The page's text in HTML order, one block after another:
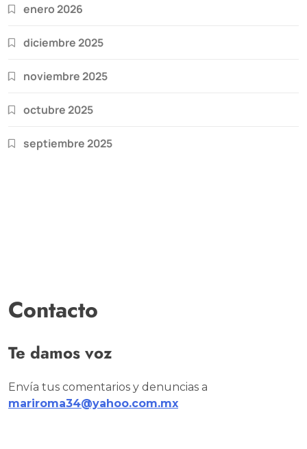
enero 2026
diciembre 2025
noviembre 2025
octubre 2025
septiembre 2025
Contacto
Te damos voz
Envía tus comentarios y denuncias a
mariroma34@yahoo.com.mx